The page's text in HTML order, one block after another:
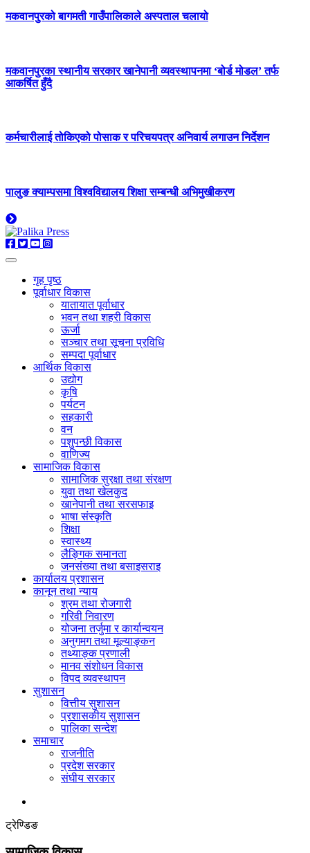
मकवानपुरको बागमती गाउँपालिकाले अस्पताल चलायो
मकवानपुरका स्थानीय सरकार खानेपानी व्यवस्थापनमा ‘बोर्ड मोडल’ तर्फ
आकर्षित हुँदै
कर्मचारीलाई तोकिएको पोसाक र परिचयपत्र अनिवार्य लगाउन निर्देशन
पालुङ क्याम्पसमा विश्वविद्यालय शिक्षा सम्बन्धी अभिमुखीकरण
गृह पृष्ठ
पूर्वाधार विकास
यातायात पूर्वाधार
भवन तथा शहरी विकास
ऊर्जा
सञ्चार तथा सूचना प्रविधि
सम्पदा पूर्वाधार
आर्थिक विकास
उद्योग
कृषि
पर्यटन
सहकारी
वन
पशुपन्छी विकास
वाणिज्य
सामाजिक विकास
सामाजिक सुरक्षा तथा संरक्षण
युवा तथा खेलकुद
खानेपानी तथा सरसफाइ
भाषा संस्कृति
शिक्षा
स्वास्थ्य
लैङ्गिक समानता
जनसंख्या तथा बसाइसराइ
कार्यालय प्रशासन
कानून तथा न्याय
श्रम तथा रोजगारी
गरिवी निवारण
योजना तर्जुमा र कार्यान्वयन
अनुगमग तथा मूल्याङ्कन
तथ्याङ्क प्रणाली
मानव संशोधन विकास
विपद व्यवस्थापन
सुशासन
वित्तीय सुशासन
प्रशासकीय सुशासन
पालिका सन्देश
समाचार
राजनीति
प्रदेश सरकार
संघीय सरकार
ट्रेण्डिङ